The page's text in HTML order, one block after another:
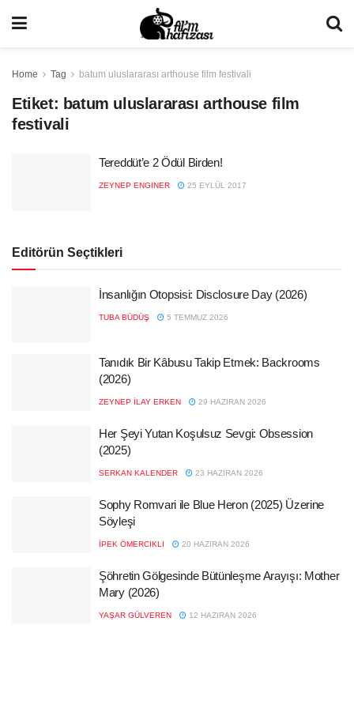
Home Tag batum uluslararası arthouse film festivali
Etiket: batum uluslararası arthouse film
festivali
Tereddüt’e 2 Ödül Birden!
ZEYNEP ENGINER 25 EYLÜL 2017
Editörün Seçtikleri
İnsanlığın Otopsisi: Disclosure Day (2026)
TUBA BÜDÜŞ 5 TEMMUZ 2026
Tanıdık Bir Kâbusu Takip Etmek: Backrooms
(2026)
ZEYNEP İLAY ERKEN 29 HAZIRAN 2026
Her Şeyi Yutan Koşulsuz Sevgi: Obsession
(2025)
SERKAN KALENDER 23 HAZIRAN 2026
Sophy Romvari ile Blue Heron (2025) Üzerine
Söyleşi
İPEK ÖMERCIKLI 20 HAZIRAN 2026
Şöhretin Gölgesinde Bütünleşme Arayışı: Mother
Mary (2026)
YAŞAR GÜLVEREN 12 HAZIRAN 2026